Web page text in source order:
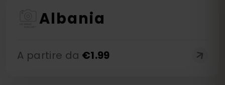
Albania
A partire da €1.99